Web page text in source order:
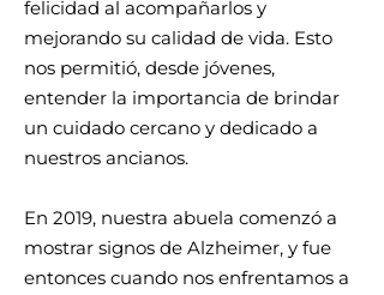
felicidad al acompañarlos y
mejorando su calidad de vida. Esto
nos permitió, desde jóvenes,
entender la importancia de brindar
un cuidado cercano y dedicado a
nuestros ancianos.
En 2019, nuestra abuela comenzó a
mostrar signos de Alzheimer, y fue
entonces cuando nos enfrentamos a